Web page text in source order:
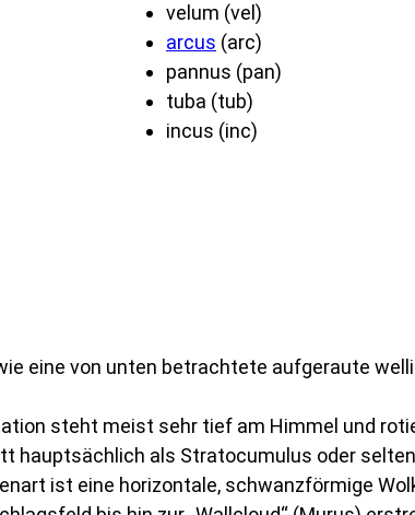
velum (vel)
arcus (arc)
pannus (pan)
tuba (tub)
incus (inc)
eine von unten betrachtete aufgeraute
steht meist sehr tief am Himmel und
hauptsächlich als Stratocumulus oder
ist eine horizontale, schwanzförmige